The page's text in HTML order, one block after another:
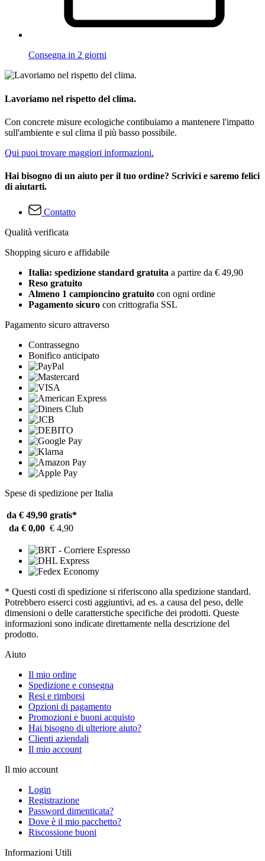
Consegna in 2 giorni
Lavoriamo nel rispetto del clima.
Con concrete misure ecologiche contibuiamo a mantenere l'impatto
sull'ambiente e sul clima il più basso possibile.
Qui puoi trovare maggiori informazioni.
Hai bisogno di un aiuto per il tuo ordine? Scrivici e saremo felici
di aiutarti.
Contatto
Qualità verificata
Shopping sicuro e affidabile
Italia: spedizione standard gratuita a partire da € 49,90
Reso gratuito
Almeno 1 campioncino gratuito con ogni ordine
Pagamento sicuro con crittografia SSL
Pagamento sicuro attraverso
Contrassegno
Bonifico anticipato
Spese di spedizione per Italia
da € 49,90 gratis*
da € 0,00 € 4,90
* Questi costi di spedizione si riferiscono alla spedizione standard.
Potrebbero esserci costi aggiuntivi, ad es. a causa del peso, delle
dimensioni o delle caratterstiche specifiche dei prodotti. Queste
informazioni sono indicate direttamente nella descrizione del
prodotto.
Aiuto
Il mio ordine
Spedizione e consegna
Resi e rimborsi
Opzioni di pagamento
Promozioni e buoni acquisto
Hai bisogno di ulteriore aiuto?
Clienti aziendali
Il mio account
Il mio account
Login
Registrazione
Password dimenticata?
Dove è il mio pacchetto?
Riscossione buoni
Informazioni Utili